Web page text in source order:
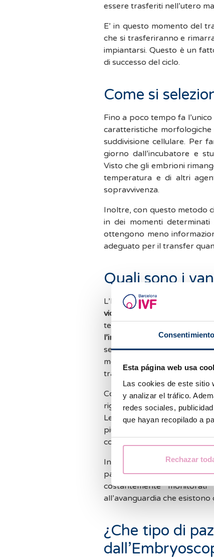
Consentimiento
Esta página web usa
Las cookies de este sitio
y analizar el tráfico.
redes sociales,
que hayan recopilado a
Rechazar
essere trasferiti nell’utero
E’ in questo momento del
che si trasferiranno e
impiantarsi. Questo è un
di successo del ciclo.
Come si
Fino a poco tempo fa
caratteristiche
suddivisione cellulare. Per
giorno dall’incubatore e
Visto che gli embrioni
temperatura e di altri
sopravvivenza.
Inoltre, con questo metodo
in dei momenti
ottengono meno
adeguato per il transfer
Quali sono i
L’Embryoscope
videocamera in grado di
tempo stabiliti dal
l’intero sviluppo embrionale
senza alterare le condizioni
molto più stabile, senza
traduce nell’ottenimento di
Con questo sistema si
riguarda lo sviluppo
Le informazioni non
più momenti, pertanto la
congeleranno sarà migliore
Inoltre è importante
pazienti infonde molta
costantemente
all’avanguardia che
¿Che tipo di